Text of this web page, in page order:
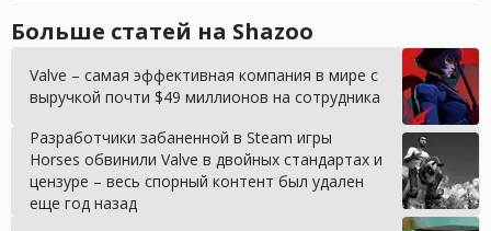
Больше статей на Shazoo
Valve – самая эффективная компания в мире с
выручкой почти $49 миллионов на сотрудника
Разработчики забаненной в Steam игры
Horses обвинили Valve в двойных стандартах и
цензуре – весь спорный контент был удален
еще год назад